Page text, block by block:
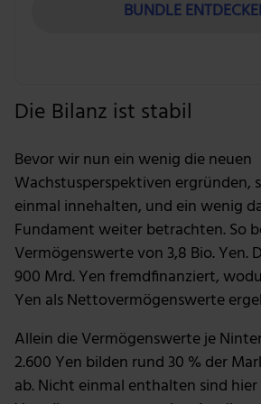
BUNDLE
Die Bilanz ist stabil
Bevor wir nun ein wenig die neuen
Wachstusperspektiven ergründen,
einmal innehalten, und ein wenig
Fundament weiter betrachten. So
Vermögenswerte von 3,8 Bio. Yen.
900 Mrd. Yen fremdfinanziert,
Yen als Nettovermögenswerte
Allein die Vermögenswerte je
2.600 Yen bilden rund 30 % der
ab. Nicht einmal enthalten sind